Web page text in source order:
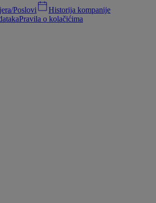
Poslovi
Historija kompanije
Pravila o kolačićima